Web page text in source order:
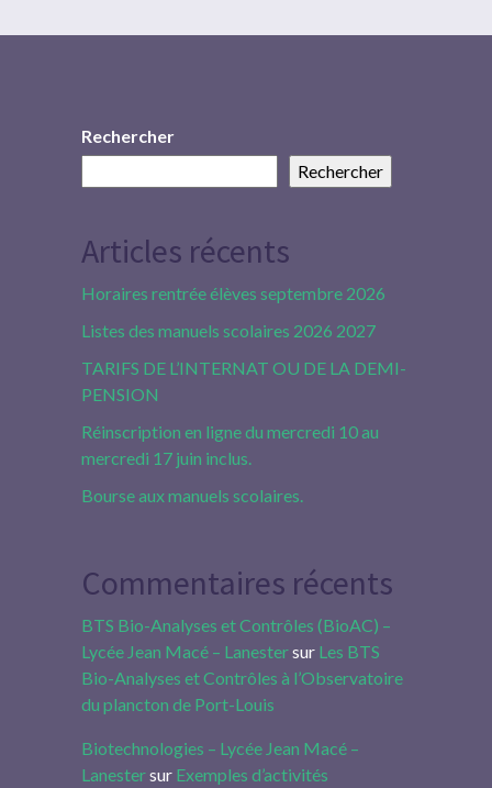
Rechercher
Rechercher
Articles récents
Horaires rentrée élèves septembre 2026
Listes des manuels scolaires 2026 2027
TARIFS DE L’INTERNAT OU DE LA DEMI-
PENSION
Réinscription en ligne du mercredi 10 au
mercredi 17 juin inclus.
Bourse aux manuels scolaires.
Commentaires récents
BTS Bio-Analyses et Contrôles (BioAC) –
Lycée Jean Macé – Lanestersur Les BTS
Bio-Analyses et Contrôles à l’Observatoire
du plancton de Port-Louis
Biotechnologies – Lycée Jean Macé –
Lanestersur Exemples d’activités